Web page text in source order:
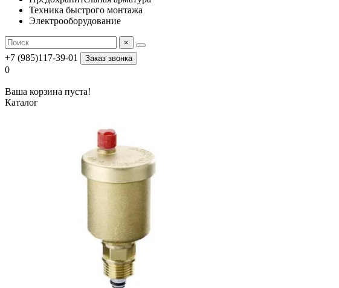
Техника быстрого монтажа
Электрооборудование
×
+7 (985)117-39-01 Заказ звонка
0
Ваша корзина пуста!
Каталог